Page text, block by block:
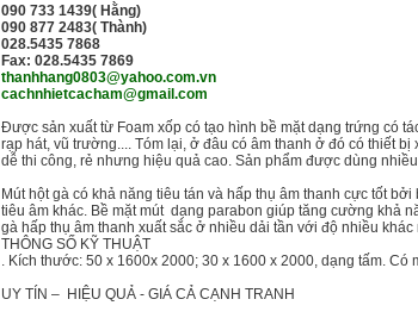
090 733 1439( Hằng)
090 877 2483( Thành)
028.5435 7868
Fax: 028.5435 7869
thanhhang0803@yahoo.com.vn
cachnhietcacham@gmail.com
Được sản xuất từ Foam xốp có tạo hình bề mặt dạng trứng có
rạp hát, vũ trường.... Tóm lại, ở đâu có âm thanh ở đó có thiết
dễ thi công, rẻ nhưng hiệu quả cao. Sản phẩm được dùng
Mút hột gà có khả năng tiêu tán và hấp thụ âm thanh cực tốt
tiêu âm khác. Bề mặt mút dạng parabon giúp tăng cường khả
gà hấp thụ âm thanh xuất sắc ở nhiều dải tần với độ nhiều
THÔNG SỐ KỸ THUẬT
. Kích thước: 50 x 1600x 2000; 30 x 1600 x 2000, dạng tấm. Có
UY TÍN – HIỆU QUẢ - GIÁ CẢ CẠNH TRANH